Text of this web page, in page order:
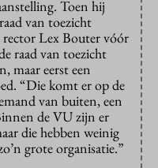
Toen hij
van toezicht
Lex Bouter vóór
raad van toezicht
maar eerst een
“Die komt er op de
van buiten, een
de VU zijn er
die hebben weinig
grote organisatie.”